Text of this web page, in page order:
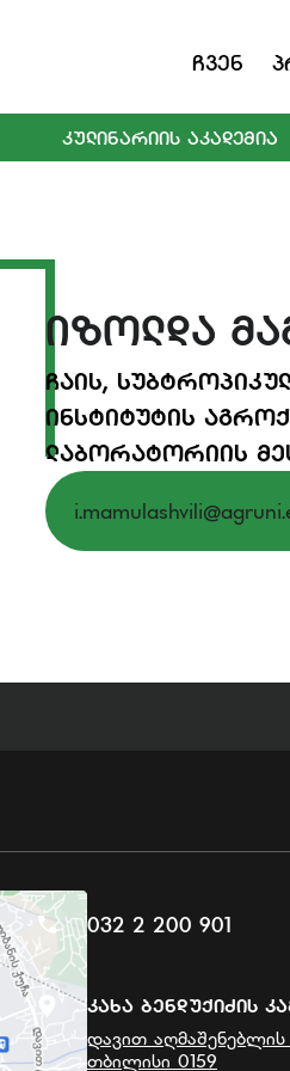
Ჩვენ
ᲙᲣᲚᲘᲜᲐᲠᲘᲘᲡ ᲐᲙᲐᲓᲔᲛᲘᲐ
ᲘᲖᲝᲚᲓᲐ
ᲩᲐᲘᲡ,
ᲘᲜᲡᲢᲘᲢᲣᲢᲘᲡ
ᲚᲐᲑᲝᲠᲐᲢᲝᲠᲘᲘᲡ
032 2 200 901
Კახა Ბენდუქიძის
დავით აღმაშენებლის
თბილისი 0159